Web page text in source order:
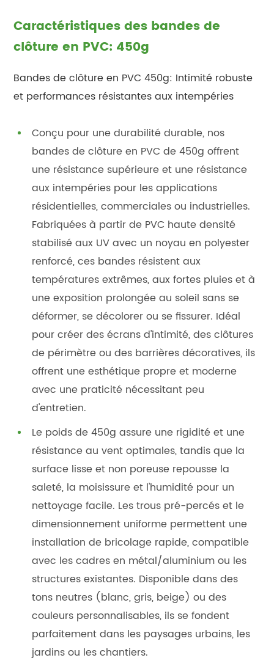
Caractéristiques des bandes de
clôture en PVC: 450g
Bandes de clôture en PVC 450g: Intimité robuste
et performances résistantes aux intempéries
Conçu pour une durabilité durable, nos
bandes de clôture en PVC de 450g offrent
une résistance supérieure et une résistance
aux intempéries pour les applications
résidentielles, commerciales ou industrielles.
Fabriquées à partir de PVC haute densité
stabilisé aux UV avec un noyau en polyester
renforcé, ces bandes résistent aux
températures extrêmes, aux fortes pluies et à
une exposition prolongée au soleil sans se
déformer, se décolorer ou se fissurer. Idéal
pour créer des écrans d'intimité, des clôtures
de périmètre ou des barrières décoratives, ils
offrent une esthétique propre et moderne
avec une praticité nécessitant peu
d'entretien.
Le poids de 450g assure une rigidité et une
résistance au vent optimales, tandis que la
surface lisse et non poreuse repousse la
saleté, la moisissure et l'humidité pour un
nettoyage facile. Les trous pré-percés et le
dimensionnement uniforme permettent une
installation de bricolage rapide, compatible
avec les cadres en métal/aluminium ou les
structures existantes. Disponible dans des
tons neutres (blanc, gris, beige) ou des
couleurs personnalisables, ils se fondent
parfaitement dans les paysages urbains, les
jardins ou les chantiers.